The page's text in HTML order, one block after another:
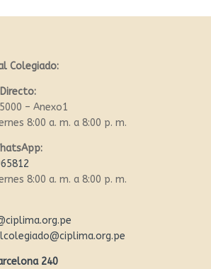
Colegiado:
– Anexo1
8:00 a. m. a 8:00 p. m.
8:00 a. m. a 8:00 p. m.
240